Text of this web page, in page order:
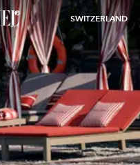
SWITZERLAND